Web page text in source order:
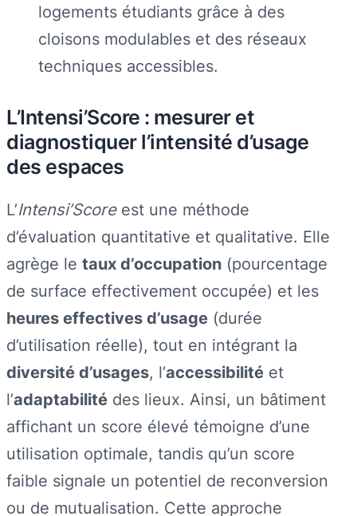
logements étudiants grâce à des
cloisons modulables et des réseaux
techniques accessibles.
L’Intensi’Score : mesurer et
diagnostiquer l’intensité d’usage
des espaces
L’Intensi’Scoreest une méthode
d’évaluation quantitative et qualitative. Elle
agrège le taux d’occupation (pourcentage
de surface effectivement occupée) et les
heures effectives d’usage (durée
d’utilisation réelle), tout en intégrant la
diversité d’usages, l’accessibilité et
l’adaptabilité des lieux. Ainsi, un bâtiment
affichant un score élevé témoigne d’une
utilisation optimale, tandis qu’un score
faible signale un potentiel de reconversion
ou de mutualisation. Cette approche